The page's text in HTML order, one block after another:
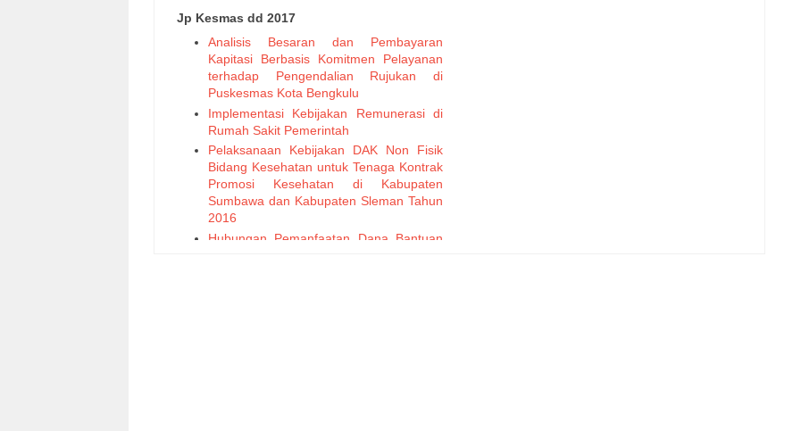
Jp Kesmas dd 2017
Analisis Besaran dan Pembayaran
Kapitasi Berbasis Komitmen Pelayanan
terhadap Pengendalian Rujukan di
Puskesmas Kota Bengkulu
Implementasi Kebijakan Remunerasi di
Rumah Sakit Pemerintah
Pelaksanaan Kebijakan DAK Non Fisik
Bidang Kesehatan untuk Tenaga Kontrak
Promosi Kesehatan di Kabupaten
Sumbawa dan Kabupaten Sleman Tahun
2016
Hubungan Pemanfaatan Dana Bantuan